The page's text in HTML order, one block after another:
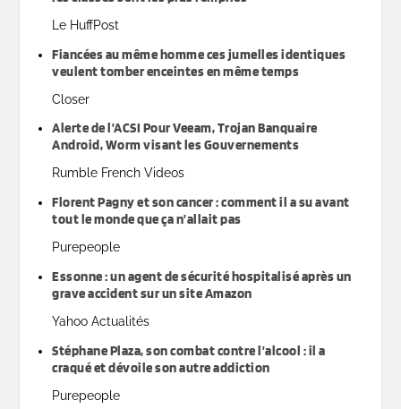
Le HuffPost
Fiancées au même homme ces jumelles identiques
veulent tomber enceintes en même temps
Closer
Alerte de l’ACSI Pour Veeam, Trojan Banquaire
Android, Worm visant les Gouvernements
Rumble French Videos
Florent Pagny et son cancer : comment il a su avant
tout le monde que ça n’allait pas
Purepeople
Essonne : un agent de sécurité hospitalisé après un
grave accident sur un site Amazon
Yahoo Actualités
Stéphane Plaza, son combat contre l’alcool : il a
craqué et dévoile son autre addiction
Purepeople